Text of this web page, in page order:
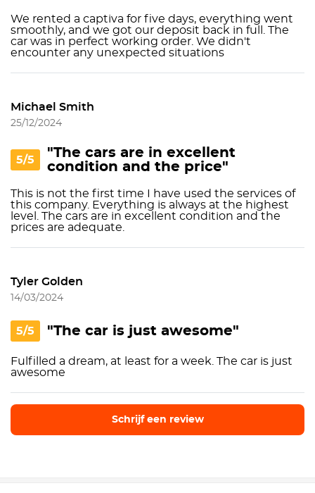
We rented a сaptiva for five days, everything went
smoothly, and we got our deposit back in full. The
car was in perfect working order. We didn't
encounter any unexpected situations
Michael Smith
25/12/2024
5/5
"The cars are in excellent
condition and the price"
This is not the first time I have used the services of
this company. Everything is always at the highest
level. The cars are in excellent condition and the
prices are adequate.
Tyler Golden
14/03/2024
5/5 "The car is just awesome"
Fulfilled a dream, at least for a week. The car is just
awesome
Schrijf een review